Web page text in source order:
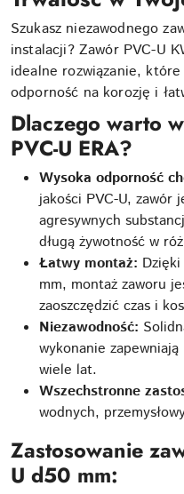
Szukasz niezawodnego
instalacji? Zawór PVC-U
idealne rozwiązanie, które
odporność na korozję i
Dlaczego warto
PVC-U ERA?
Wysoka odporność
jakości PVC-U, zawór
agresywnych
długą żywotność w
Łatwy montaż:
mm, montaż zaworu
zaoszczędzić czas i
Niezawodność:
wykonanie
wiele lat.
Wszechstronne
wodnych,
Zastosowanie
U d50 mm: